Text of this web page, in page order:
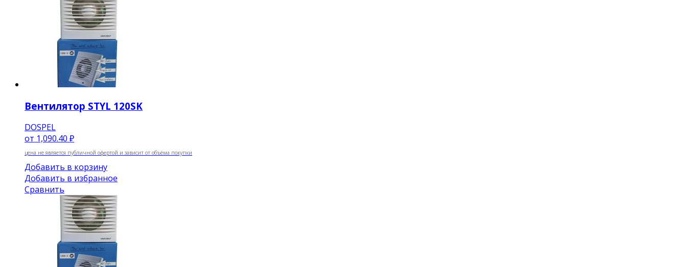
Вентилятор STYL 120SK
DOSPEL
от 1,090.40 ₽
цена не является публичной офертой и зависит от объёма покупки
Добавить в корзину
Добавить в избранное
Сравнить